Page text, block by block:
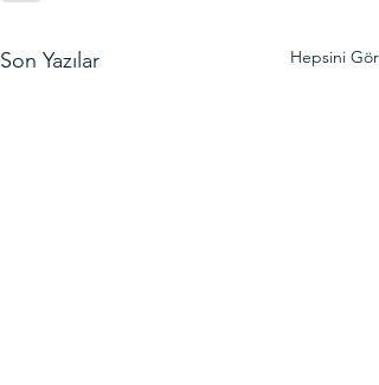
Son Yazılar Hepsini Gör